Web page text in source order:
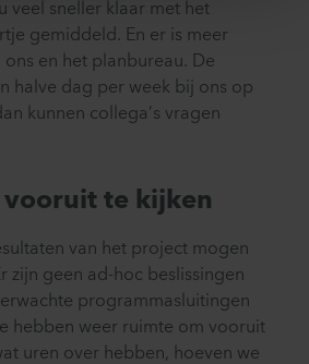
veel sneller klaar met het
gemiddeld. En er is meer
en het planbureau. De
halve dag per week bij ons op
kunnen collega’s vragen
vooruit te kijken
van het project mogen
zijn geen ad-hoc beslissingen
programmasluitingen
hebben weer ruimte om vooruit
uren over hebben, hoeven we